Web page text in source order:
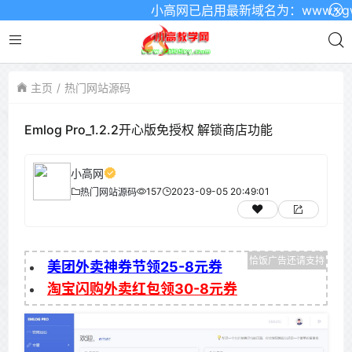
小高网已启用最新域名为：
主页 热门网站源码
Emlog Pro_1.2.2开心版免授权 解锁商店功能
小高网
热门网站源码 157 2023-09-05 20:49:01
美团外卖神券节领25-8元券
淘宝闪购外卖红包领30-8元券